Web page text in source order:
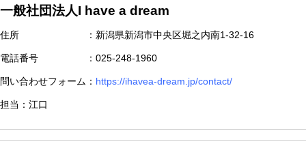
一般社団法人I have a dream
住所 ：新潟県新潟市中央区堀之内南1-32-16
電話番号 ：025-248-1960
問い合わせフォーム： https://ihavea-dream.jp/contact/
担当：江口